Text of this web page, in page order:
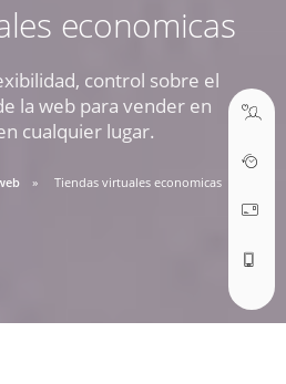
economicas
control sobre el
la web para vender en
cualquier lugar.
Tiendas virtuales economicas
A 18:30 PM
ABRIR TICKET